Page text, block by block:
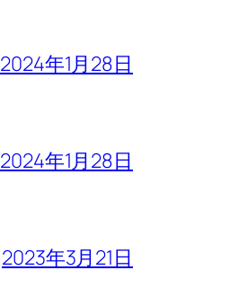
2024年1月28日
2024年1月28日
2023年3月21日